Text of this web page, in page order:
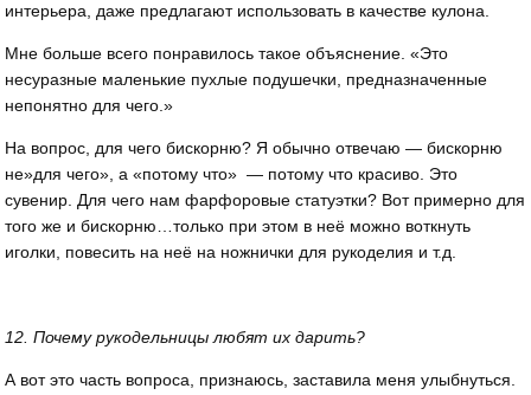
интерьера, даже предлагают использовать в качестве кулона.
Мне больше всего понравилось такое объяснение. «Это
несуразные маленькие пухлые подушечки, предназначенные
непонятно для чего.»
На вопрос, для чего бискорню? Я обычно отвечаю — бискорню
не»для чего», а «потому что» — потому что красиво. Это
сувенир. Для чего нам фарфоровые статуэтки? Вот примерно для
того же и бискорню…только при этом в неё можно воткнуть
иголки, повесить на неё на ножнички для рукоделия и т.д.
12. Почему рукодельницы любят их дарить?
А вот это часть вопроса, признаюсь, заставила меня улыбнуться.